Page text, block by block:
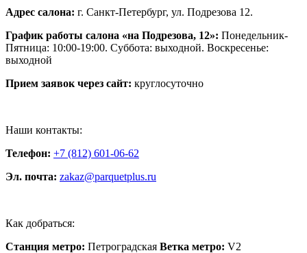
Адрес салона: г. Санкт-Петербург, ул. Подрезова 12.
График работы салона «на Подрезова, 12»: Понедельник-
Пятница: 10:00-19:00. Суббота: выходной. Воскресенье:
выходной
Прием заявок через сайт: круглосуточно
Наши контакты:
Телефон: +7 (812) 601-06-62
Эл. почта: zakaz@parquetplus.ru
Как добраться:
Станция метро: Петроградская Ветка метро: V2